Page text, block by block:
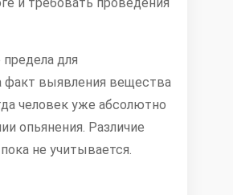
для
факт выявления вещества
человек уже абсолютно
опьянения. Различие
не учитывается.